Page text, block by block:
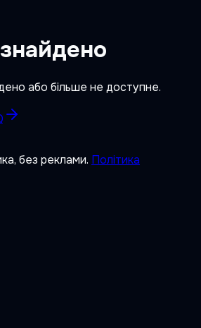
або більше не доступне.
без реклами. Політика